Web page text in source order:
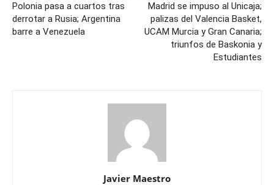
Polonia pasa a cuartos tras
derrotar a Rusia; Argentina
barre a Venezuela
Madrid se impuso al Unicaja;
palizas del Valencia Basket,
UCAM Murcia y Gran Canaria;
triunfos de Baskonia y
Estudiantes
Javier Maestro